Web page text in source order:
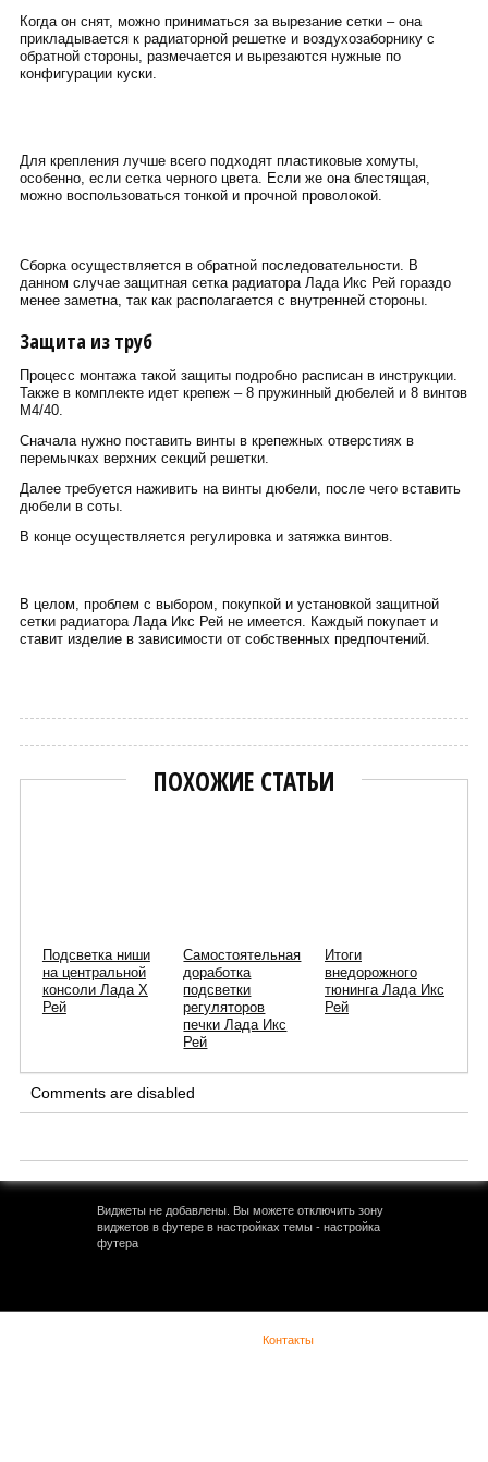
Когда он снят, можно приниматься за вырезание сетки – она
прикладывается к радиаторной решетке и воздухозаборнику с
обратной стороны, размечается и вырезаются нужные по
конфигурации куски.
Для крепления лучше всего подходят пластиковые хомуты,
особенно, если сетка черного цвета. Если же она блестящая,
можно воспользоваться тонкой и прочной проволокой.
Сборка осуществляется в обратной последовательности. В
данном случае защитная сетка радиатора Лада Икс Рей гораздо
менее заметна, так как располагается с внутренней стороны.
Защита из труб
Процесс монтажа такой защиты подробно расписан в инструкции.
Также в комплекте идет крепеж – 8 пружинный дюбелей и 8 винтов
М4/40.
Сначала нужно поставить винты в крепежных отверстиях в
перемычках верхних секций решетки.
Далее требуется наживить на винты дюбели, после чего вставить
дюбели в соты.
В конце осуществляется регулировка и затяжка винтов.
В целом, проблем с выбором, покупкой и установкой защитной
сетки радиатора Лада Икс Рей не имеется. Каждый покупает и
ставит изделие в зависимости от собственных предпочтений.
ПОХОЖИЕ СТАТЬИ
Подсветка ниши
на центральной
консоли Лада Х
Рей
Самостоятельная
доработка
подсветки
регуляторов
печки Лада Икс
Рей
Итоги
внедорожного
тюнинга Лада Икс
Рей
Comments are disabled
Виджеты не добавлены. Вы можете отключить зону
виджетов в футере в настройках темы - настройка
футера
Контакты